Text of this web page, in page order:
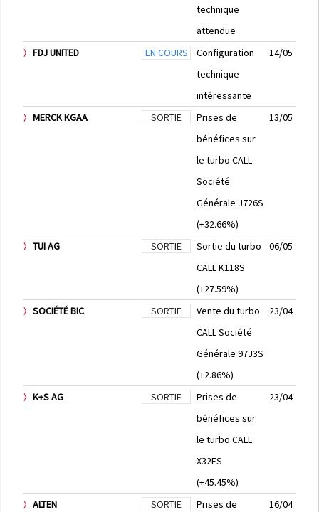
technique
attendue
FDJ UNITED
EN COURS
Configuration
technique
intéressante
14/05
MERCK KGAA SORTIE
Prises de
bénéfices sur
le turbo CALL
Société
Générale J726S
(+32.66%)
13/05
TUI AG SORTIE
Sortie du turbo
CALL K118S
(+27.59%)
06/05
SOCIÉTÉ BIC SORTIE
Vente du turbo
CALL Société
Générale 97J3S
(+2.86%)
23/04
K+S AG SORTIE
Prises de
bénéfices sur
le turbo CALL
X32FS
(+45.45%)
23/04
ALTEN SORTIE
Prises de
16/04